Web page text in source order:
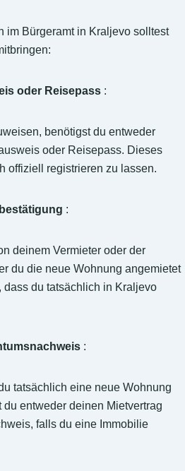
im Bürgeramt in Kraljevo solltest
oder Reisepass :
benötigst du entweder
oder Reisepass. Dieses
offiziell registrieren zu lassen.
:
deinem Vermieter oder der
du die neue Wohnung angemietet
dass du tatsächlich in Kraljevo
:
tatsächlich eine neue Wohnung
entweder deinen Mietvertrag
falls du eine Immobilie